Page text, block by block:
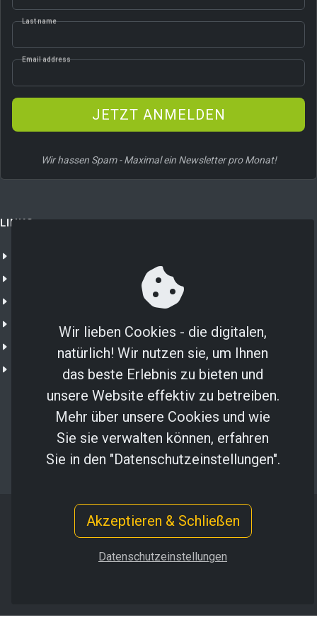
Last name
Email address
JETZT ANMELDEN
Wir hassen Spam - Maximal ein Newsletter pro Monat!
LINKS
NXTGN Secure SIM
Copyright © 2024 NXTGN Solutions GmbH
Impressum / Datenschutz
Wir lieben Cookies - die digitalen,
natürlich! Wir nutzen sie, um Ihnen
das beste Erlebnis zu bieten und
unsere Website effektiv zu betreiben.
Mehr über unsere Cookies und wie
Sie sie verwalten können, erfahren
Sie in den "Datenschutzeinstellungen".
Akzeptieren & Schließen
Datenschutzeinstellungen